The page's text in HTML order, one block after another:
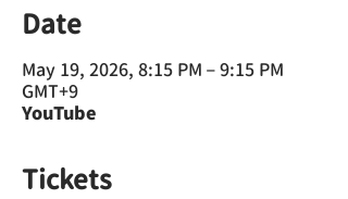
Date
May 19, 2026, 8:15 PM – 9:15 PM
GMT+9
YouTube
Tickets